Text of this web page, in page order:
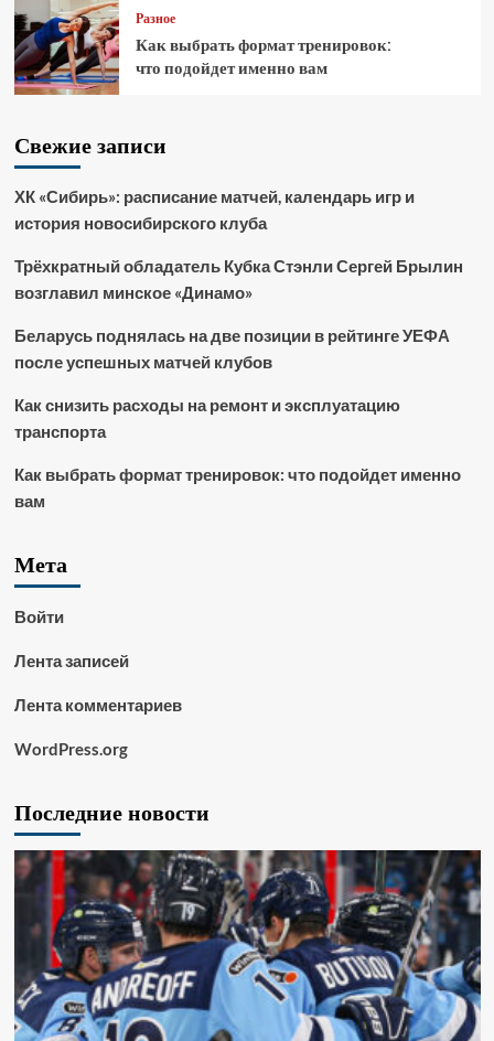
Разное
Как выбрать формат тренировок:
что подойдет именно вам
Свежие записи
ХК «Сибирь»: расписание матчей, календарь игр и
история новосибирского клуба
Трёхкратный обладатель Кубка Стэнли Сергей Брылин
возглавил минское «Динамо»
Беларусь поднялась на две позиции в рейтинге УЕФА
после успешных матчей клубов
Как снизить расходы на ремонт и эксплуатацию
транспорта
Как выбрать формат тренировок: что подойдет именно
вам
Мета
Войти
Лента записей
Лента комментариев
WordPress.org
Последние новости